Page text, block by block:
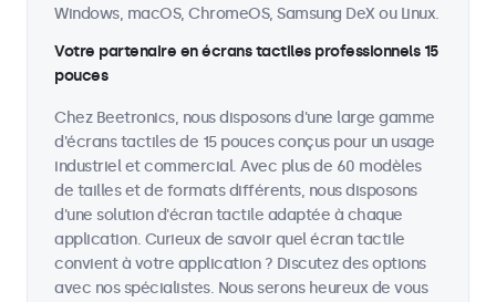
Windows, macOS, ChromeOS, Samsung DeX ou Linux.
Votre partenaire en écrans tactiles professionnels 15
pouces
Chez Beetronics, nous disposons d'une large gamme
d'écrans tactiles de 15 pouces conçus pour un usage
industriel et commercial. Avec plus de 60 modèles
de tailles et de formats différents, nous disposons
d'une solution d'écran tactile adaptée à chaque
application. Curieux de savoir quel écran tactile
convient à votre application ? Discutez des options
avec nos spécialistes. Nous serons heureux de vous